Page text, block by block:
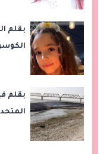
بقلم
بقلم